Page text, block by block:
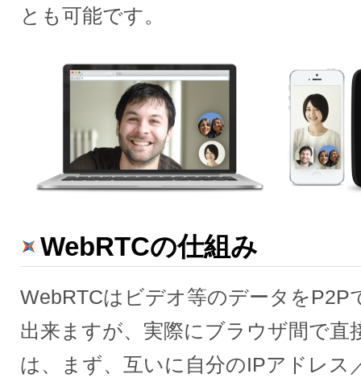
とも可能です。
WebRTCの仕組み
WebRTCはビデオ等のデータをP2P
出来ますが、実際にブラウザ間で直
は、まず、互いに自分のIPアドレス